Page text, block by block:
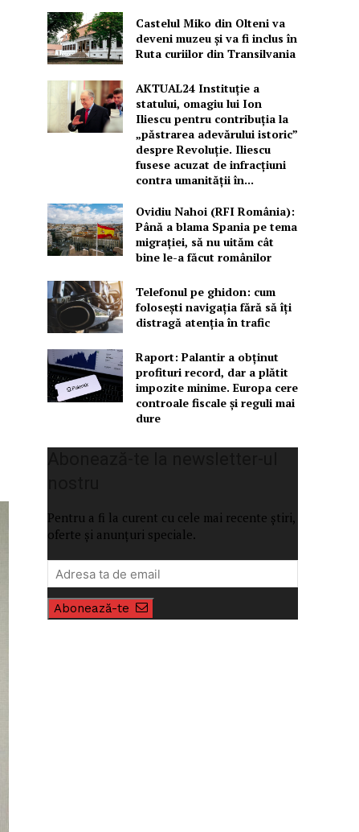
Castelul Miko din Olteni va
deveni muzeu şi va fi inclus în
Ruta curiilor din Transilvania
AKTUAL24 Instituție a
statului, omagiu lui Ion
Iliescu pentru contribuția la
„păstrarea adevărului istoric”
despre Revoluție. Iliescu
fusese acuzat de infracțiuni
contra umanității în...
Ovidiu Nahoi (RFI România):
Până a blama Spania pe tema
migrației, să nu uităm cât
bine le-a făcut românilor
Telefonul pe ghidon: cum
folosești navigația fără să îți
distragă atenția în trafic
Raport: Palantir a obținut
profituri record, dar a plătit
impozite minime. Europa cere
controale fiscale și reguli mai
dure
Pentru a fi la curent cu cele mai recente știri,
oferte și anunțuri speciale.
Abonează-te